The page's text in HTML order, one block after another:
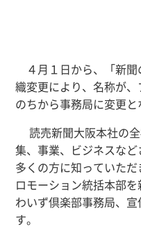
４月１日から、「新
織変更により、名称が、
のちから事務局に変更と
読売新聞大阪本社の
集、事業、ビジネスな
多くの方に知っていた
ロモーション統括本部を
わいず倶楽部事務局、
す。